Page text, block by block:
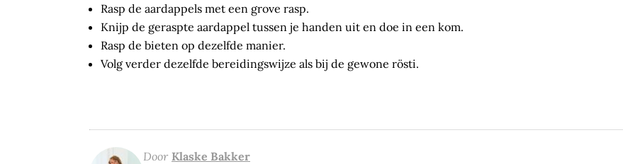
Rasp de aardappels met een grove rasp.
Knijp de geraspte aardappel tussen je handen uit en doe in een kom.
Rasp de bieten op dezelfde manier.
Volg verder dezelfde bereidingswijze als bij de gewone rösti.
Door Klaske Bakker